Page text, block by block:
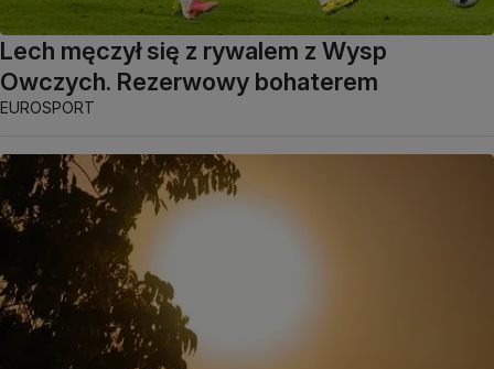
Lech męczył się z rywalem z Wysp
Owczych. Rezerwowy bohaterem
EUROSPORT